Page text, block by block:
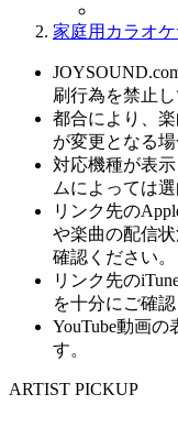
家庭用カラオ
刷行為を禁止し
都合により、
が変更となる場
対応機種が表
ムによっては
リンク先の
や楽曲の配信
確認ください。
リンク先の
を十分にご確認
YouTube動画の
す。
ARTIST PICKUP